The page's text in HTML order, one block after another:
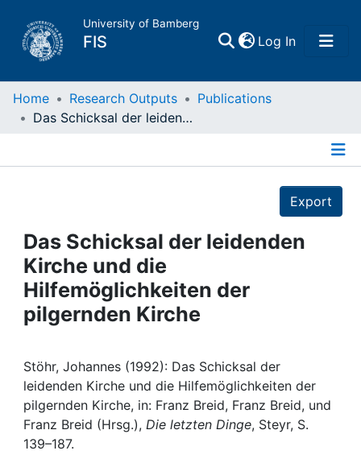
University of Bamberg
FIS Log In(current)
Home
Projects
People
Institutions
Awards
My FIS
Help
Home Research Outputs
Publications
Das Schicksal der leidenden Kirche und die Hilfemöglichkeiten der pilgernden Kirche
Export
Das Schicksal der leidenden
Kirche und die
Hilfemöglichkeiten der
pilgernden Kirche
Stöhr, Johannes (1992): Das Schicksal der
leidenden Kirche und die Hilfemöglichkeiten der
pilgernden Kirche, in: Franz Breid, Franz Breid, und
Franz Breid (Hrsg.), Die letzten Dinge, Steyr, S.
139–187.